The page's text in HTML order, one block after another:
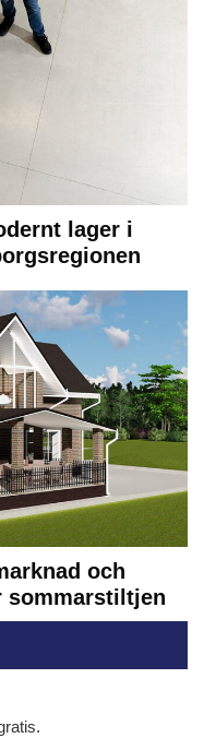
lager i
och
sommarstiltjen